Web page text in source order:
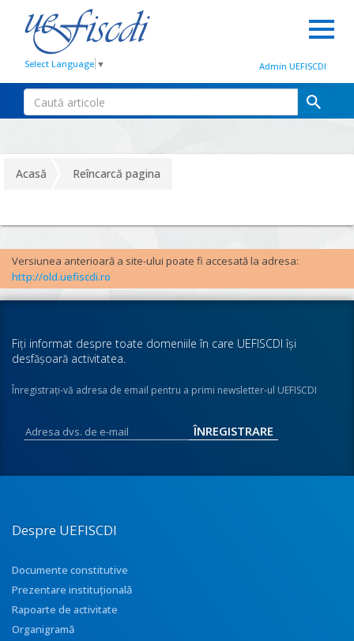
Select Language ▼ Admin UEFISCDI
Acasă Reîncarcă pagina
Versiunea anterioară a site-ului poate fi accesată la adresa:
http://old.uefiscdi.ro
Fiţi informat despre toate domeniile în care UEFISCDI îşi
desfăşoară activitatea.
Înregistraţi-vă adresa de email pentru a primi newsletter-ul UEFISCDI
Despre UEFISCDI
Documente constitutive
Prezentare instituţională
Rapoarte de activitate
Organigramă